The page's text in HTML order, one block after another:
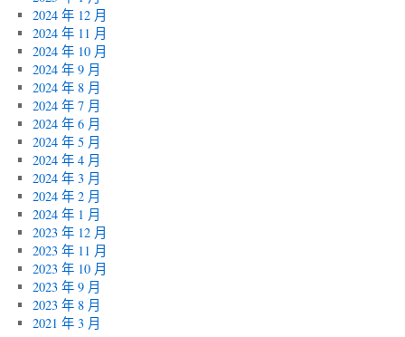
2024 年 12 月
2024 年 11 月
2024 年 10 月
2024 年 9 月
2024 年 8 月
2024 年 7 月
2024 年 6 月
2024 年 5 月
2024 年 4 月
2024 年 3 月
2024 年 2 月
2024 年 1 月
2023 年 12 月
2023 年 11 月
2023 年 10 月
2023 年 9 月
2023 年 8 月
2021 年 3 月